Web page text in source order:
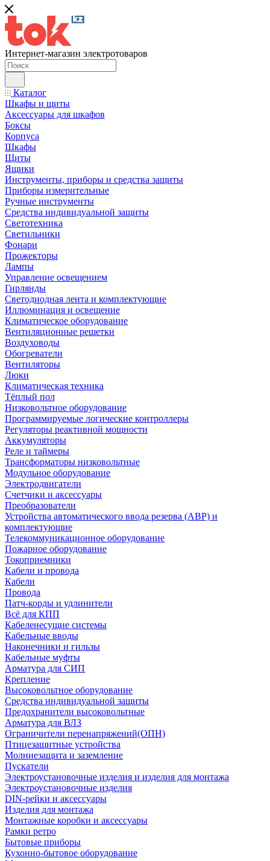
Интернет-магазин электротоваров
Каталог
Шкафы и щиты
Аксессуары для шкафов
Боксы
Корпуса
Шкафы
Щиты
Ящики
Инструменты, приборы и средства защиты
Приборы измерительные
Ручные инструменты
Средства индивидуальной защиты
Светотехника
Светильники
Фонари
Прожекторы
Лампы
Управление освещением
Гирлянды
Светодиодная лента и комплектующие
Иллюминация и освещение
Климатическое оборудование
Вентиляционные решетки
Воздуховоды
Обогреватели
Вентиляторы
Люки
Климатическая техника
Тёплый пол
Низковольтное оборудование
Программируемые логические контроллеры
Регуляторы реактивной мощности
Аккумуляторы
Реле и таймеры
Трансформаторы низковольтные
Модульное оборудование
Электродвигатели
Счетчики и аксессуары
Преобразователи
Устройства автоматического ввода резерва (АВР) и
комплектующие
Телекоммуникационное оборудование
Пожарное оборудование
Токоприемники
Кабели и провода
Кабели
Провода
Патч-корды и удлинители
Всё для КПП
Кабеленесущие системы
Кабельные вводы
Наконечники и гильзы
Кабельные муфты
Арматура для СИП
Крепление
Высоковольтное оборудование
Средства индивидуальной защиты
Предохранители высоковольтные
Арматура для ВЛЗ
Ограничители перенапряжений(ОПН)
Птицезащитные устройства
Молниезащита и заземление
Пускатели
Электроустановочные изделия и изделия для монтажа
Электроустановочные изделия
DIN-рейки и аксессуары
Изделия для монтажа
Монтажные коробки и аксессуары
Рамки ретро
Бытовые приборы
Кухонно-бытовое оборудование